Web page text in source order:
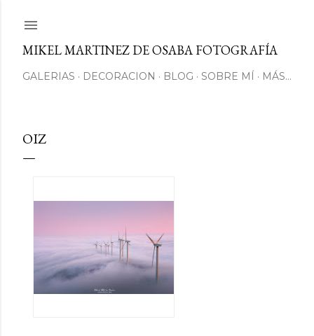
MIKEL MARTINEZ DE OSABA FOTOGRAFÍA
GALERIAS DECORACION BLOG SOBRE MÍ MÁS…
OIZ